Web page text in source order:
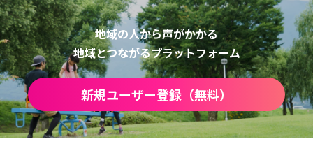
地域の人から声がかかる
地域とつながるプラットフォーム
新規ユーザー登録（無料）